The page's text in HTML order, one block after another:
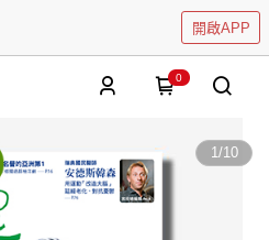
開啟APP
0
1/10